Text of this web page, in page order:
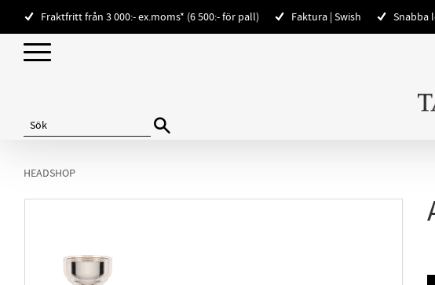
Fraktfritt från 3 000:- ex.moms* (6 500:- för pall) Faktura | Swish Snabba
HEADSHOP